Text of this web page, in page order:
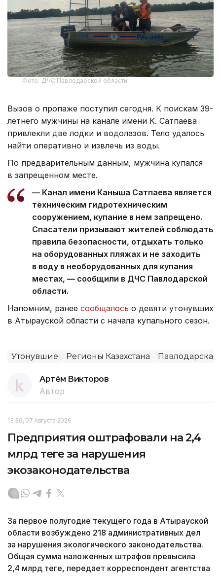
Фото: ДЧС Павлодарской области
Вызов о пропаже поступил сегодня. К поискам 39-
летнего мужчины на канале имени К. Сатпаева
привлекли две лодки и водолазов. Тело удалось
найти оперативно и извлечь из воды.
По предварительным данным, мужчина купался
в запрещенном месте.
— Канал имени Каныша Сатпаева является
техническим гидротехническим
сооружением, купание в нем запрещено.
Спасатели призывают жителей соблюдать
правила безопасности, отдыхать только
на оборудованных пляжах и не заходить
в воду в необорудованных для купания
местах, — сообщили в ДЧС Павлодарской
области.
Напомним, ранее сообщалось о девяти утонувших
в Атырауской области с начала купального сезон.
Утонувшие Регионы Казахстана Павлодарская
Артём Викторов
Автор
13:30, 07 Августа 2026
Предприятия оштрафовали на 2,4
млрд теңге за нарушения
экозаконодательства
За первое полугодие текущего года в Атырауской
области возбуждено 218 административных дел
за нарушения экологического законодательства.
Общая сумма наложенных штрафов превысила
2,4 млрд теңге, передает корреспондент агентства